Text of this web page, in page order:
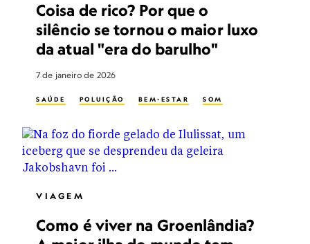
Coisa de rico? Por que o
silêncio se tornou o maior luxo
da atual "era do barulho"
7 de janeiro de 2026
SAÚDE POLUIÇÃO BEM-ESTAR SOM
VIAGEM
Como é viver na Groenlândia?